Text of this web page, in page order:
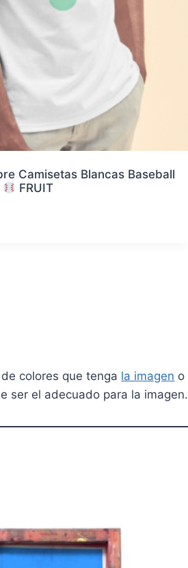
Camisetas Blancas Baseball
FRUIT
colores que tenga la imagen o
ser el adecuado para la imagen.